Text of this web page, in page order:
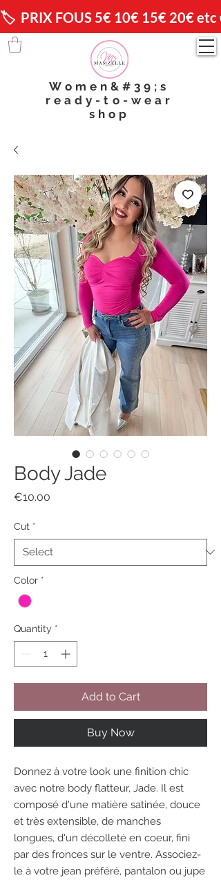
🏷️  PRIX FOUS 5€ 10€ 15€ 20€ etc
Women&#39;s
ready-to-wear
shop
Body Jade
€10.00
Cut *
Color *
Quantity *
Add to Cart
Buy Now
Donnez à votre look une finition chic
avec notre body flatteur, Jade. Il est
composé d'une matière satinée, douce
et très extensible, de manches
longues, d'un décolleté en coeur, fini
par des fronces sur le ventre. Associez-
le à votre jean préféré, pantalon ou jupe